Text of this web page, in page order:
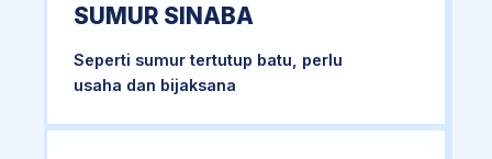
SUMUR SINABA
Seperti sumur tertutup batu, perlu
usaha dan bijaksana